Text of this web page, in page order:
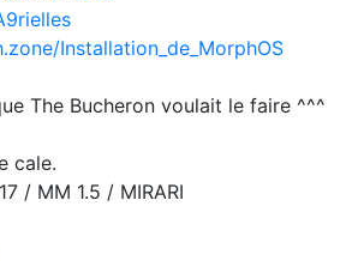
Installation_de_MorphOS
The Bucheron voulait le faire ^^^
cale.
/ MM 1.5 / MIRARI